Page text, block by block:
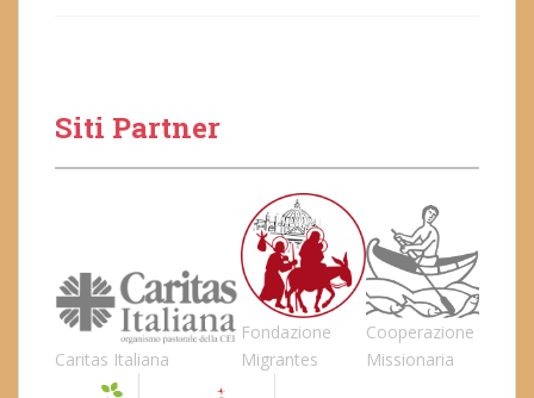
Siti Partner
Caritas Italiana
Fondazione
Migrantes
Cooperazione
Missionaria